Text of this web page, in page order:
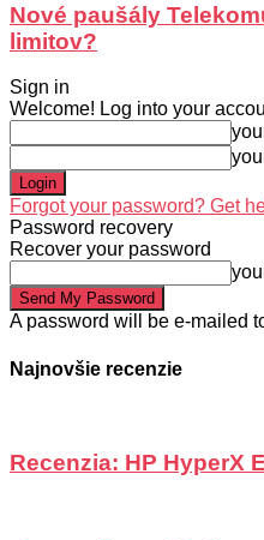
Nové paušály
limitov?
Sign in
Welcome! Log into your
Forgot your password? Get
Password recovery
Recover your password
A password will be e-mailed
Najnovšie recenzie
Recenzia: HP HyperX